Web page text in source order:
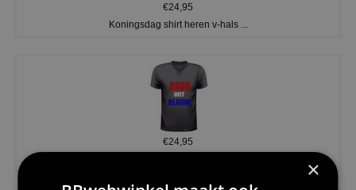
€24,95
Koningsdag shirt heren v-hals ...
€24,95
×